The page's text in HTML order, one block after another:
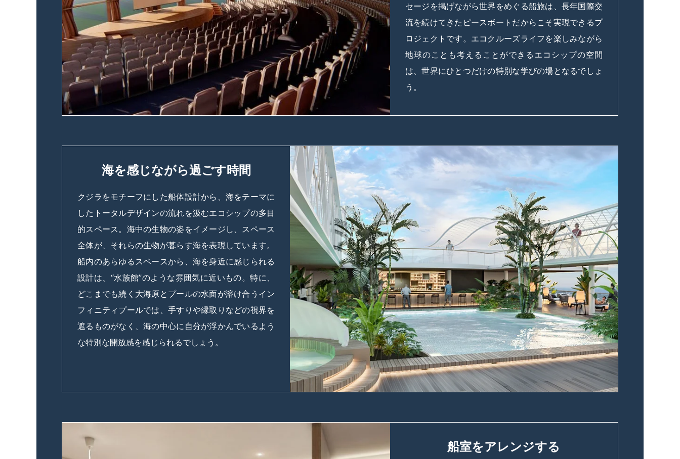
セージを掲げながら世界をめぐる船旅は、長年国際交
流を続けてきたピースボートだからこそ実現できるプ
ロジェクトです。エコクルーズライフを楽しみながら
地球のことも考えることができるエコシップの空間
は、世界にひとつだけの特別な学びの場となるでしょ
う。
海を感じながら過ごす時間
クジラをモチーフにした船体設計から、海をテーマに
したトータルデザインの流れを汲むエコシップの多目
的スペース。海中の生物の姿をイメージし、スペース
全体が、それらの生物が暮らす海を表現しています。
船内のあらゆるスペースから、海を身近に感じられる
設計は、“水族館”のような雰囲気に近いもの。特に、
どこまでも続く大海原とプールの水面が溶け合うイン
フィニティプールでは、手すりや縁取りなどの視界を
遮るものがなく、海の中心に自分が浮かんでいるよう
な特別な開放感を感じられるでしょう。
船室をアレンジする